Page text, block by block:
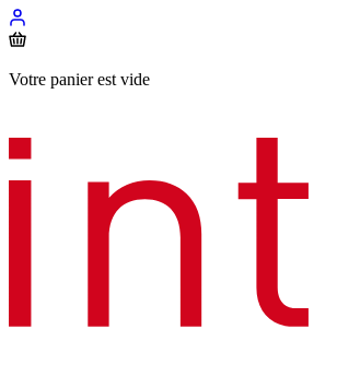
Votre panier est vide